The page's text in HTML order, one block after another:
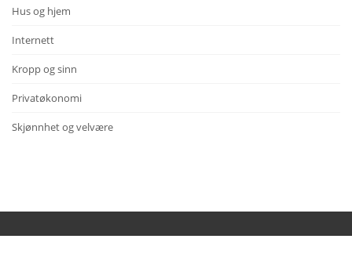
Hus og hjem
Internett
Kropp og sinn
Privatøkonomi
Skjønnhet og velvære